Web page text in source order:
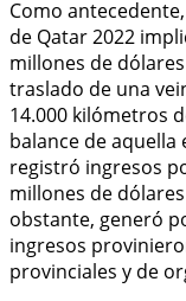
Como
de Qatar 2022
millones de
traslado de una
14.000 kilómetros
balance de
registró ingresos
millones de
obstante, generó
ingresos
provinciales y de